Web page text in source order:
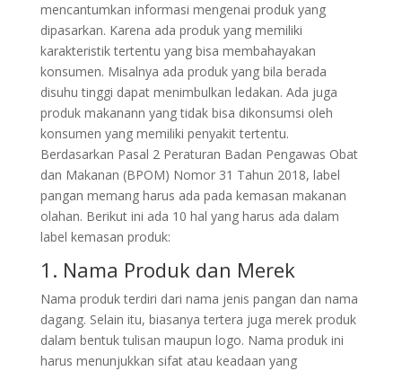
mencantumkan informasi mengenai produk yang
dipasarkan. Karena ada produk yang memiliki
karakteristik tertentu yang bisa membahayakan
konsumen. Misalnya ada produk yang bila berada
disuhu tinggi dapat menimbulkan ledakan. Ada juga
produk makanann yang tidak bisa dikonsumsi oleh
konsumen yang memiliki penyakit tertentu.
Berdasarkan Pasal 2 Peraturan Badan Pengawas Obat
dan Makanan (BPOM) Nomor 31 Tahun 2018, label
pangan memang harus ada pada kemasan makanan
olahan. Berikut ini ada 10 hal yang harus ada dalam
label kemasan produk:
1. Nama Produk dan Merek
Nama produk terdiri dari nama jenis pangan dan nama
dagang. Selain itu, biasanya tertera juga merek produk
dalam bentuk tulisan maupun logo. Nama produk ini
harus menunjukkan sifat atau keadaan yang